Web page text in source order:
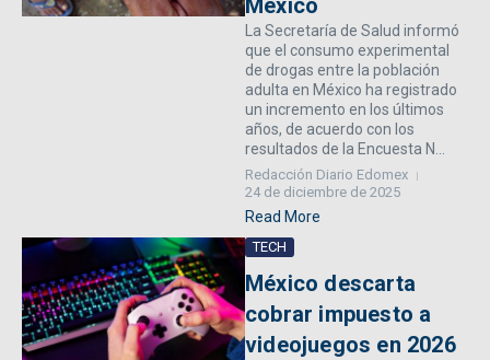
México
La Secretaría de Salud informó
que el consumo experimental
de drogas entre la población
adulta en México ha registrado
un incremento en los últimos
años, de acuerdo con los
resultados de la Encuesta N...
Redacción Diario Edomex
24 de diciembre de 2025
Read More
TECH
México descarta
cobrar impuesto a
videojuegos en 2026